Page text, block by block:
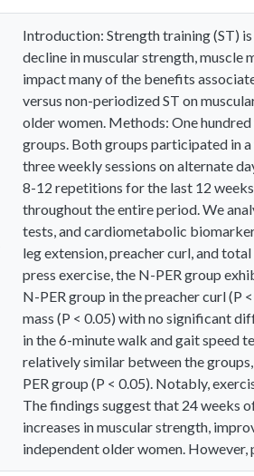
Introduction: Strength training (ST)
decline in muscular strength, muscle
impact many of the benefits
versus non-periodized ST on
older women. Methods: One
groups. Both groups participated in
three weekly sessions on alternate
8-12 repetitions for the last 12
throughout the entire period. We
tests, and cardiometabolic
leg extension, preacher curl, and
press exercise, the N-PER group
N-PER group in the preacher curl (P
mass (P < 0.05) with no significant
in the 6-minute walk and gait speed
relatively similar between the
PER group (P < 0.05). Notably,
The findings suggest that 24 weeks
increases in muscular strength,
independent older women.